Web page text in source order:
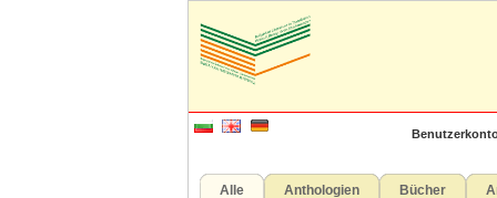
Alle Anthologien Bücher